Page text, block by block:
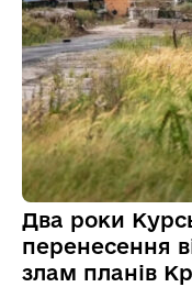
Два роки
перенесення
злам планів